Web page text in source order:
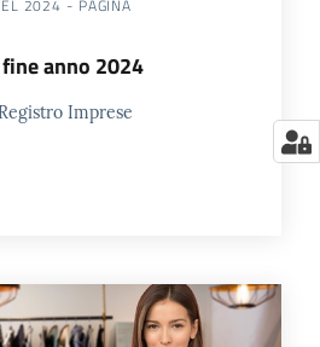
2024 - PAGINA
anno 2024
Imprese